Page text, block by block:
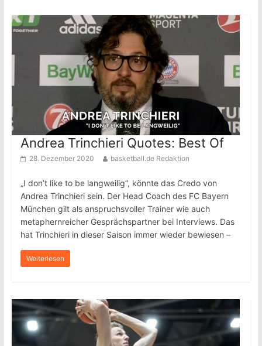
Andrea Trinchieri Quotes: Best Of
28. Dezember 2020 basketball.de Redaktion
„I don’t like to be langweilig“, könnte das Credo von
Andrea Trinchieri sein. Der Head Coach des FC Bayern
München gilt als anspruchsvoller Trainer wie auch
metaphernreicher Gesprächspartner bei Interviews. Das
hat Trinchieri in dieser Saison immer wieder bewiesen –
Weiterlesen